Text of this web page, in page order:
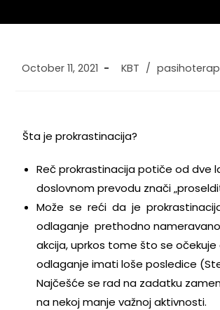
October 11, 2021 KBT /
Šta je prokrastinacija?
Reč prokrastinacija potiče od dve
doslovnom prevodu znači
Može se reći da je
odlaganje prethodno
akcija, uprkos tome što se očekuje
odlaganje imati loše posledice
Najčešće se rad na zadatku
na nekoj manje važnoj aktivnosti.